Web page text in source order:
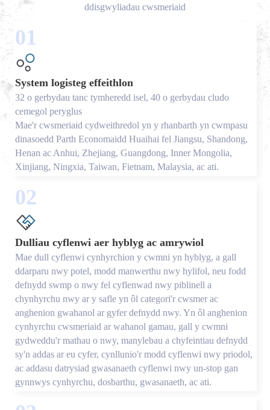
ddisgwyliadau cwsmeriaid
01
System logisteg effeithlon
32 o gerbydau tanc tymheredd isel, 40 o gerbydau cludo
cemegol peryglus
Mae'r cwsmeriaid cydweithredol yn y rhanbarth yn cwmpasu
dinasoedd Parth Economaidd Huaihai fel Jiangsu, Shandong,
Henan ac Anhui, Zhejiang, Guangdong, Inner Mongolia,
Xinjiang, Ningxia, Taiwan, Fietnam, Malaysia, ac ati.
02
Dulliau cyflenwi aer hyblyg ac amrywiol
Mae dull cyflenwi cynhyrchion y cwmni yn hyblyg, a gall
ddarparu nwy potel, modd manwerthu nwy hylifol, neu fodd
defnydd swmp o nwy fel cyflenwad nwy piblinell a
chynhyrchu nwy ar y safle yn ôl categori'r cwsmer ac
anghenion gwahanol ar gyfer defnydd nwy. Yn ôl anghenion
cynhyrchu cwsmeriaid ar wahanol gamau, gall y cwmni
gydweddu'r mathau o nwy, manylebau a chyfeintiau defnydd
sy'n addas ar eu cyfer, cynllunio'r modd cyflenwi nwy priodol,
ac addasu datrysiad gwasanaeth cyflenwi nwy un-stop gan
gynnwys cynhyrchu, dosbarthu, gwasanaeth, ac ati.